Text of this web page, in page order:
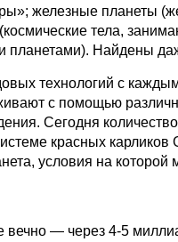
железные планеты
тела,
планетами). Найдены
технологий с
с помощью
Сегодня
красных карликов
условия на
вечно — через 4-5